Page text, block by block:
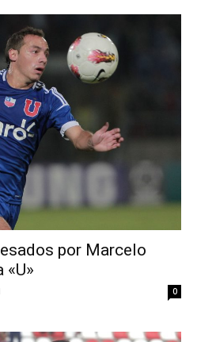
por Marcelo
«U»
0